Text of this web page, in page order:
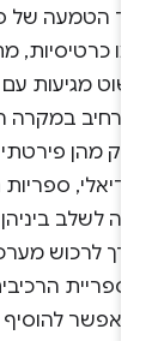
הטמעה של
כרטיסיות,
מגיעות עם
במקרה
מהן פירטתי
ספריות
לשלב ביניהן
לרכוש מערכת
הרכיבים
אפשר להוסיף